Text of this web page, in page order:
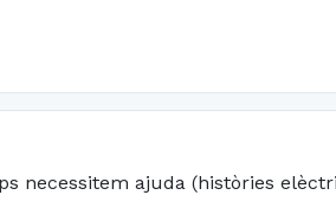
necessitem ajuda (històries